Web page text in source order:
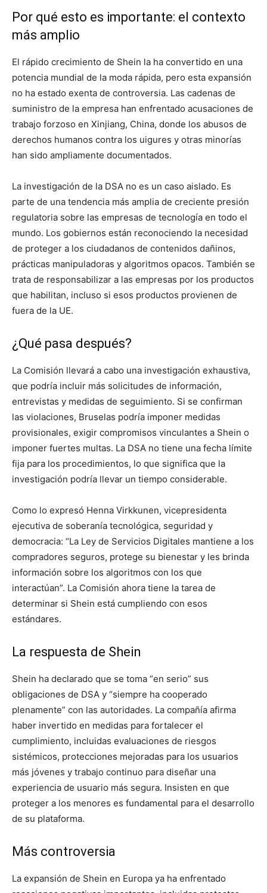
Por qué esto es importante: el contexto
más amplio
El rápido crecimiento de Shein la ha convertido en una
potencia mundial de la moda rápida, pero esta expansión
no ha estado exenta de controversia. Las cadenas de
suministro de la empresa han enfrentado acusaciones de
trabajo forzoso en Xinjiang, China, donde los abusos de
derechos humanos contra los uigures y otras minorías
han sido ampliamente documentados.
La investigación de la DSA no es un caso aislado. Es
parte de una tendencia más amplia de creciente presión
regulatoria sobre las empresas de tecnología en todo el
mundo. Los gobiernos están reconociendo la necesidad
de proteger a los ciudadanos de contenidos dañinos,
prácticas manipuladoras y algoritmos opacos. También se
trata de responsabilizar a las empresas por los productos
que habilitan, incluso si esos productos provienen de
fuera de la UE.
¿Qué pasa después?
La Comisión llevará a cabo una investigación exhaustiva,
que podría incluir más solicitudes de información,
entrevistas y medidas de seguimiento. Si se confirman
las violaciones, Bruselas podría imponer medidas
provisionales, exigir compromisos vinculantes a Shein o
imponer fuertes multas. La DSA no tiene una fecha límite
fija para los procedimientos, lo que significa que la
investigación podría llevar un tiempo considerable.
Como lo expresó Henna Virkkunen, vicepresidenta
ejecutiva de soberanía tecnológica, seguridad y
democracia: “La Ley de Servicios Digitales mantiene a los
compradores seguros, protege su bienestar y les brinda
información sobre los algoritmos con los que
interactúan”. La Comisión ahora tiene la tarea de
determinar si Shein está cumpliendo con esos
estándares.
La respuesta de Shein
Shein ha declarado que se toma “en serio” sus
obligaciones de DSA y “siempre ha cooperado
plenamente” con las autoridades. La compañía afirma
haber invertido en medidas para fortalecer el
cumplimiento, incluidas evaluaciones de riesgos
sistémicos, protecciones mejoradas para los usuarios
más jóvenes y trabajo continuo para diseñar una
experiencia de usuario más segura. Insisten en que
proteger a los menores es fundamental para el desarrollo
de su plataforma.
Más controversia
La expansión de Shein en Europa ya ha enfrentado